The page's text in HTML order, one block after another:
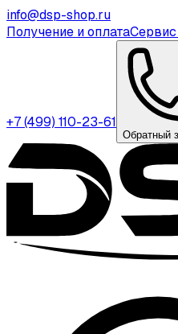
info@dsp-shop.ru
Получение и оплата
+7 (499) 110-23-61
Обратный